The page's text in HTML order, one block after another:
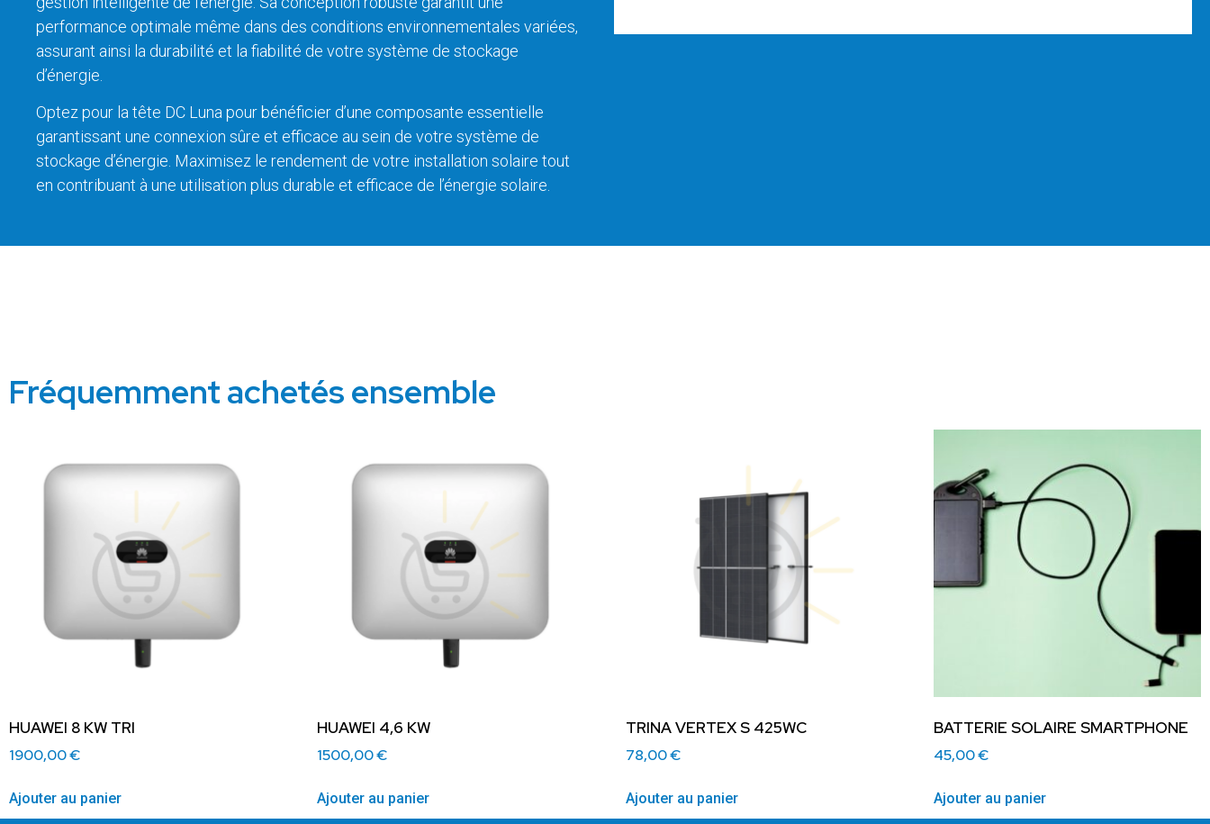
performance optimale même dans des conditions environnementales variées,
assurant ainsi la durabilité et la fiabilité de votre système de stockage
d’énergie.
Optez pour la tête DC Luna pour bénéficier d’une composante essentielle
garantissant une connexion sûre et efficace au sein de votre système de
stockage d’énergie. Maximisez le rendement de votre installation solaire tout
en contribuant à une utilisation plus durable et efficace de l’énergie solaire.
Fréquemment achetés ensemble
HUAWEI 8 KW TRI
1900,00€
Ajouter au panier
HUAWEI 4,6 KW
1500,00€
Ajouter au panier
TRINA VERTEX S 425WC
78,00€
Ajouter au panier
BATTERIE SOLAIRE SMARTPHONE
45,00€
Ajouter au panier